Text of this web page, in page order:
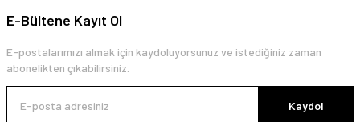
E-Bültene Kayıt Ol
E-postalarımızı almak için kaydoluyorsunuz ve istediğiniz zaman
abonelikten çıkabilirsiniz.
Kaydol